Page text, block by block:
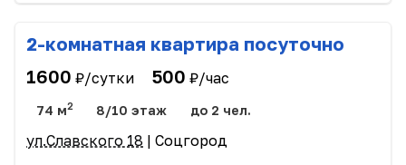
2-комнатная квартира посуточно
1600 ₽/сутки 500 ₽/час
74 м2 8/10 этаж до 2 чел.
ул.Славского 18 | Соцгород